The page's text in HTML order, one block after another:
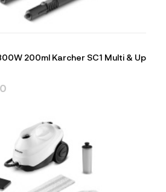
200ml Karcher SC1 Multi & Up